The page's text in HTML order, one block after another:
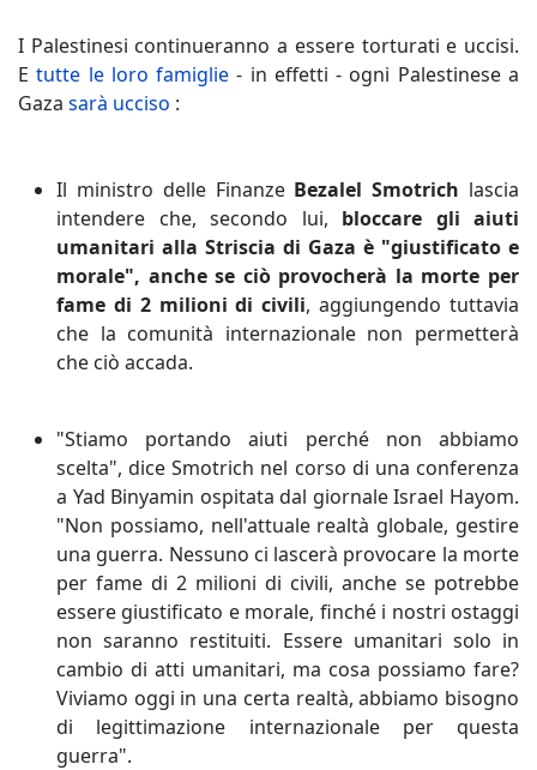
I Palestinesi continueranno a essere torturati e uccisi.
Etutte le loro famiglie - in effetti - ogni Palestinese a
Gaza sarà ucciso :
Il ministro delle Finanze Bezalel Smotrich lascia
intendere che, secondo lui, bloccare gli aiuti
umanitari alla Striscia di Gaza è "giustificato e
morale", anche se ciò provocherà la morte per
fame di 2 milioni di civili, aggiungendo tuttavia
che la comunità internazionale non permetterà
che ciò accada.
"Stiamo portando aiuti perché non abbiamo
scelta", dice Smotrich nel corso di una conferenza
a Yad Binyamin ospitata dal giornale Israel Hayom.
"Non possiamo, nell'attuale realtà globale, gestire
una guerra. Nessuno ci lascerà provocare la morte
per fame di 2 milioni di civili, anche se potrebbe
essere giustificato e morale, finché i nostri ostaggi
non saranno restituiti. Essere umanitari solo in
cambio di atti umanitari, ma cosa possiamo fare?
Viviamo oggi in una certa realtà, abbiamo bisogno
di legittimazione internazionale per questa
guerra".